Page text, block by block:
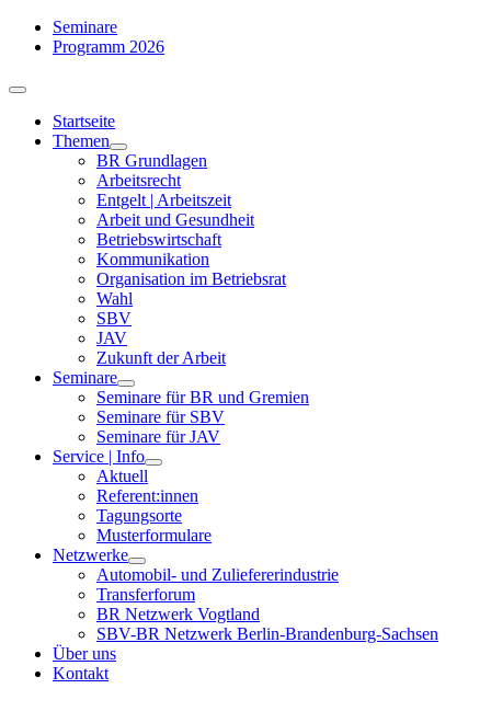
Zum
Inhalt
Seminare
Programm 2026
Toggle
NavigationStartseite
Themen
BR Grundlagen
Arbeits­recht
Entgelt | Arbeitszeit
Arbeit und Gesundheit
Betriebswirtschaft
Kommuni­kation
Organisation im Betriebsrat
Wahl
SBV
JAV
Zukunft der Arbeit
Seminare
Seminare für BR und Gremien
Seminare für SBV
Seminare für JAV
Service | Info
Aktuell
Referent:innen
Tagungsorte
Musterformulare
Netzwerke
Automobil- und Zuliefererindustrie
Transferforum
BR Netzwerk Vogtland
SBV-BR Netzwerk Berlin-Brandenburg-Sachsen
Über uns
Kontakt